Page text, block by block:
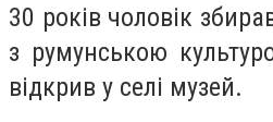
30 років чоловік
з румунською
відкрив у селі музей.